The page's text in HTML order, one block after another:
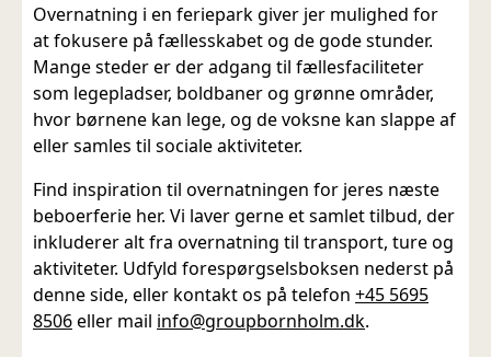
Overnatning i en feriepark giver jer mulighed for
at fokusere på fællesskabet og de gode stunder.
Mange steder er der adgang til fællesfaciliteter
som legepladser, boldbaner og grønne områder,
hvor børnene kan lege, og de voksne kan slappe af
eller samles til sociale aktiviteter.
Find inspiration til overnatningen for jeres næste
beboerferie her. Vi laver gerne et samlet tilbud, der
inkluderer alt fra overnatning til transport, ture og
aktiviteter. Udfyld forespørgselsboksen nederst på
denne side, eller kontakt os på telefon +45 5695
8506eller mail info@groupbornholm.dk.